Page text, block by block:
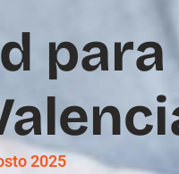
2025